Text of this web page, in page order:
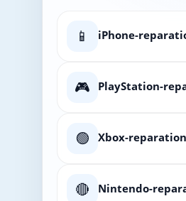
📱 iPhone-
🎮 PlayStation-
🟢 Xbox-reparation
🔴 Nintendo-